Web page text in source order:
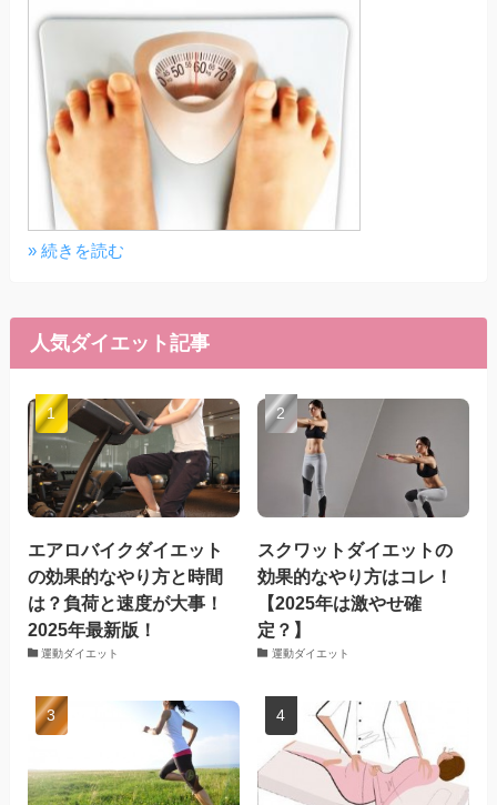
» 続きを読む
人気ダイエット記事
エアロバイクダイエット
の効果的なやり方と時間
は？負荷と速度が大事！
2025年最新版！
運動ダイエット
スクワットダイエットの
効果的なやり方はコレ！
【2025年は激やせ確
定？】
運動ダイエット